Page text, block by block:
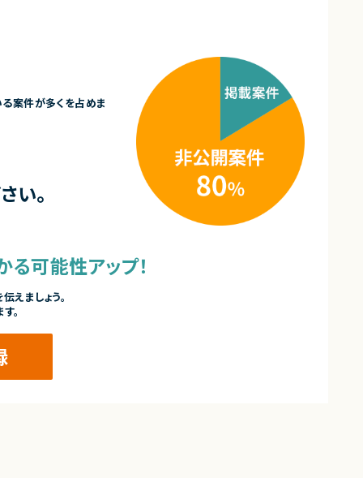
案件が多くを占めま
い。
可能性アップ！
えましょう。
。